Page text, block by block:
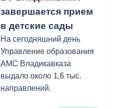
загущения территории
дикорастущими
деревьями,
муниципальные служащие
с утра косят, пилят
поросль между
захоронениями и
собирают скошенную
завершается прием
в детские сады
На сегодняшний день
Управление образования
АМС Владикавказа
выдало около 1,6 тыс.
направлений.